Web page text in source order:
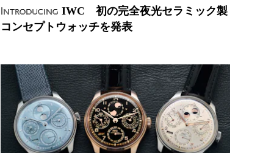
Introducing IWC 初の完全夜光セラミック製
コンセプトウォッチを発表
Hands-On: IWC 新作ポルトギーゼ・パーペチュア
ル・カレンダーで核となるデザイン言語と最新ケー
スを融合